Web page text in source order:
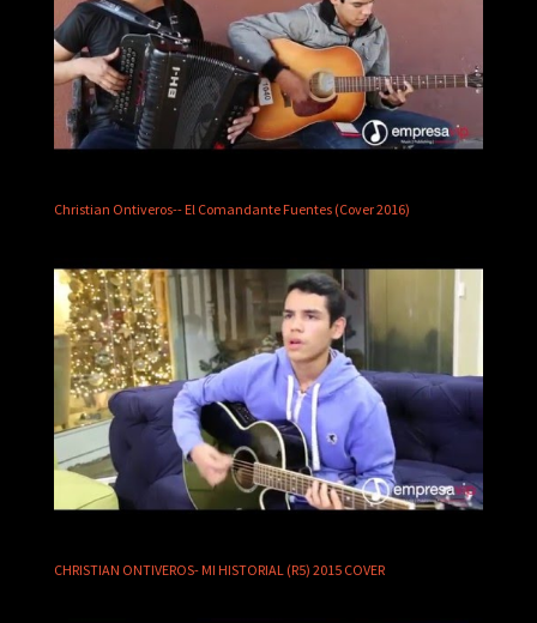
Christian Ontiveros-- El Comandante Fuentes (Cover 2016)
CHRISTIAN ONTIVEROS- MI HISTORIAL (R5) 2015 COVER